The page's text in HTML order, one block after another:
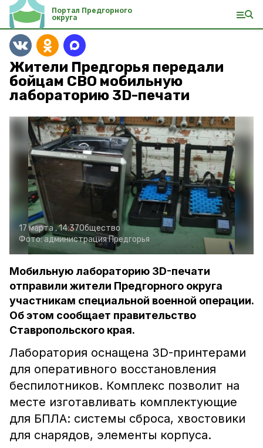
Портал Предгорного
округа
Жители Предгорья передали
бойцам СВО мобильную
лабораторию 3D-печати
17 марта , 14:37Общество
Фото:администрация Предгорья
Мобильную лабораторию 3D-печати
отправили жители Предгорного округа
участникам специальной военной операции.
Об этом сообщает правительство
Ставропольского края.
Лаборатория оснащена 3D-принтерами
для оперативного восстановления
беспилотников. Комплекс позволит на
месте изготавливать комплектующие
для БПЛА: системы сброса, хвостовики
для снарядов, элементы корпуса.